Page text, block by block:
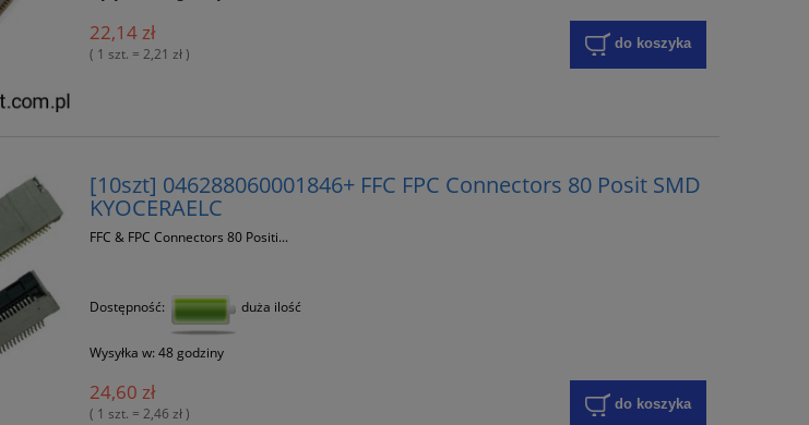
22,14 zł
( 1 szt. = 2,21 zł )
do koszyka
[10szt] 046288060001846+ FFC FPC Connectors 80 Posit SMD
KYOCERAELC
FFC & FPC Connectors 80 Positi...
Dostępność: duża ilość
Wysyłka w: 48 godziny
24,60 zł
( 1 szt. = 2,46 zł )
do koszyka